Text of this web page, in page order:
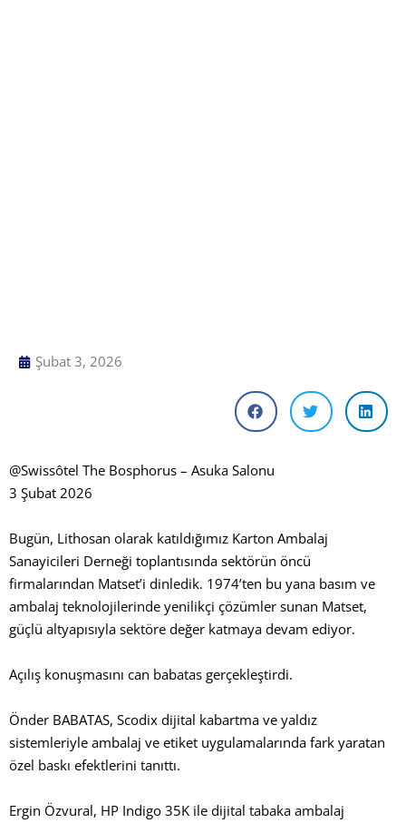
Şubat 3, 2026
@Swissôtel The Bosphorus – Asuka Salonu
3 Şubat 2026
Bugün, Lithosan olarak katıldığımız Karton Ambalaj
Sanayicileri Derneği toplantısında sektörün öncü
firmalarından Matset’i dinledik. 1974’ten bu yana basım ve
ambalaj teknolojilerinde yenilikçi çözümler sunan Matset,
güçlü altyapısıyla sektöre değer katmaya devam ediyor.
Açılış konuşmasını can babatas gerçekleştirdi.
Önder BABATAS, Scodix dijital kabartma ve yaldız
sistemleriyle ambalaj ve etiket uygulamalarında fark yaratan
özel baskı efektlerini tanıttı.
Ergin Özvural, HP Indigo 35K ile dijital tabaka ambalaj